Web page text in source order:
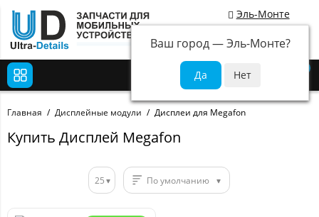
Эль-Монте
Ваш город —Эль-Монте?
Главная Дисплейные модули Дисплеи для Megafon
Купить Дисплей Megafon
25 По умолчанию